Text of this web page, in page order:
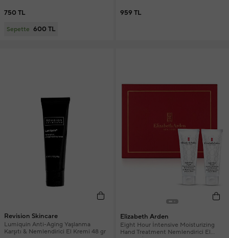
750 TL
Sepette 600 TL
959 TL
Revision Skincare
Lumiquin Anti-Aging Yaşlanma
Karşıtı & Nemlendirici El Kremi 48 gr
Elizabeth Arden
Eight Hour İntensive Moisturizing
Hand Treatment Nemlendirici El